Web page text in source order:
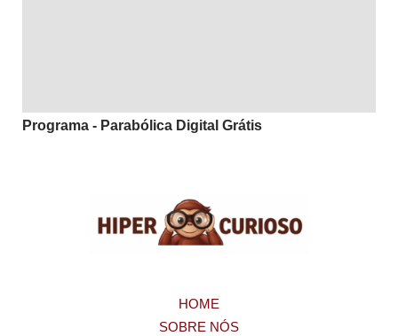
Programa - Parabólica Digital Grátis
HOME
SOBRE NÓS